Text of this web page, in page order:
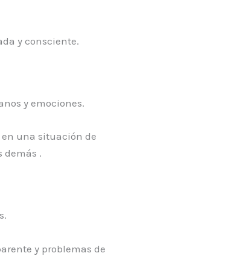
y consciente.
y emociones.
una situación de
demás .
y problemas de